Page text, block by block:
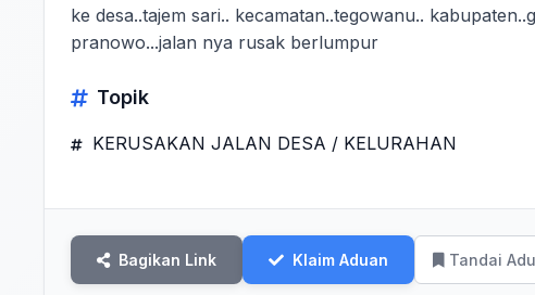
ke desa..tajem sari.. kecamatan..tegowanu..
pranowo...jalan nya rusak berlumpur
Topik
KERUSAKAN JALAN DESA / KELURAHAN
Bagikan Link Klaim Aduan Tandai